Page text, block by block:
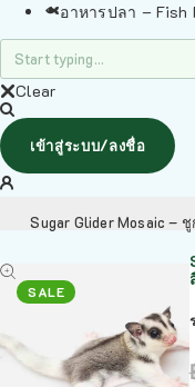
อาหารปลา – Fish
Clear
เข้าสู่ระบบ/ลงชื่อ
Sugar Glider Mosaic –
SALE